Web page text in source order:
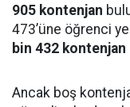
905 kontenjan
473’üne öğrenci
bin 432 kontenjan
Ancak boş